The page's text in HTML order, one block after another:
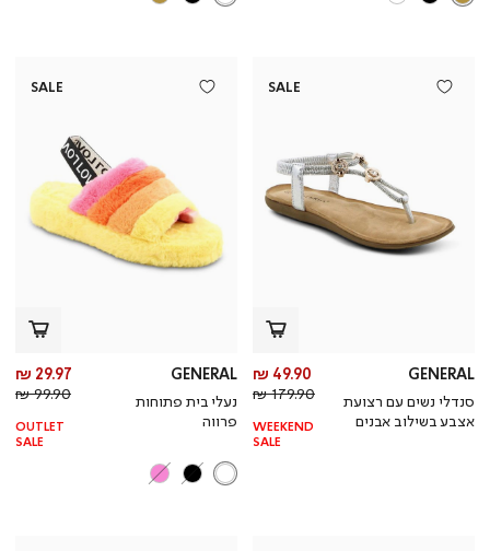
SALE
GENERAL
סנדלי נשים עם רצועת
אצבע בשילוב אבנים
מחיר
מוצר
49.90 ₪
מחיר
רגיל
179.90 ₪
WEEKEND
SALE
SALE
GENERAL
נעלי בית פתוחות
פרווה
29.97 ₪
99.90 ₪
OUTLET
SALE